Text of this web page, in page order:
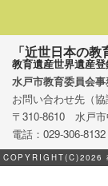
「近世日本の
教育遺産世界遺産
水戸市教育委員会
お問い合わせ先（協
〒310-8610 水戸
電話：029-306-
COPYRIGHT(C)2026